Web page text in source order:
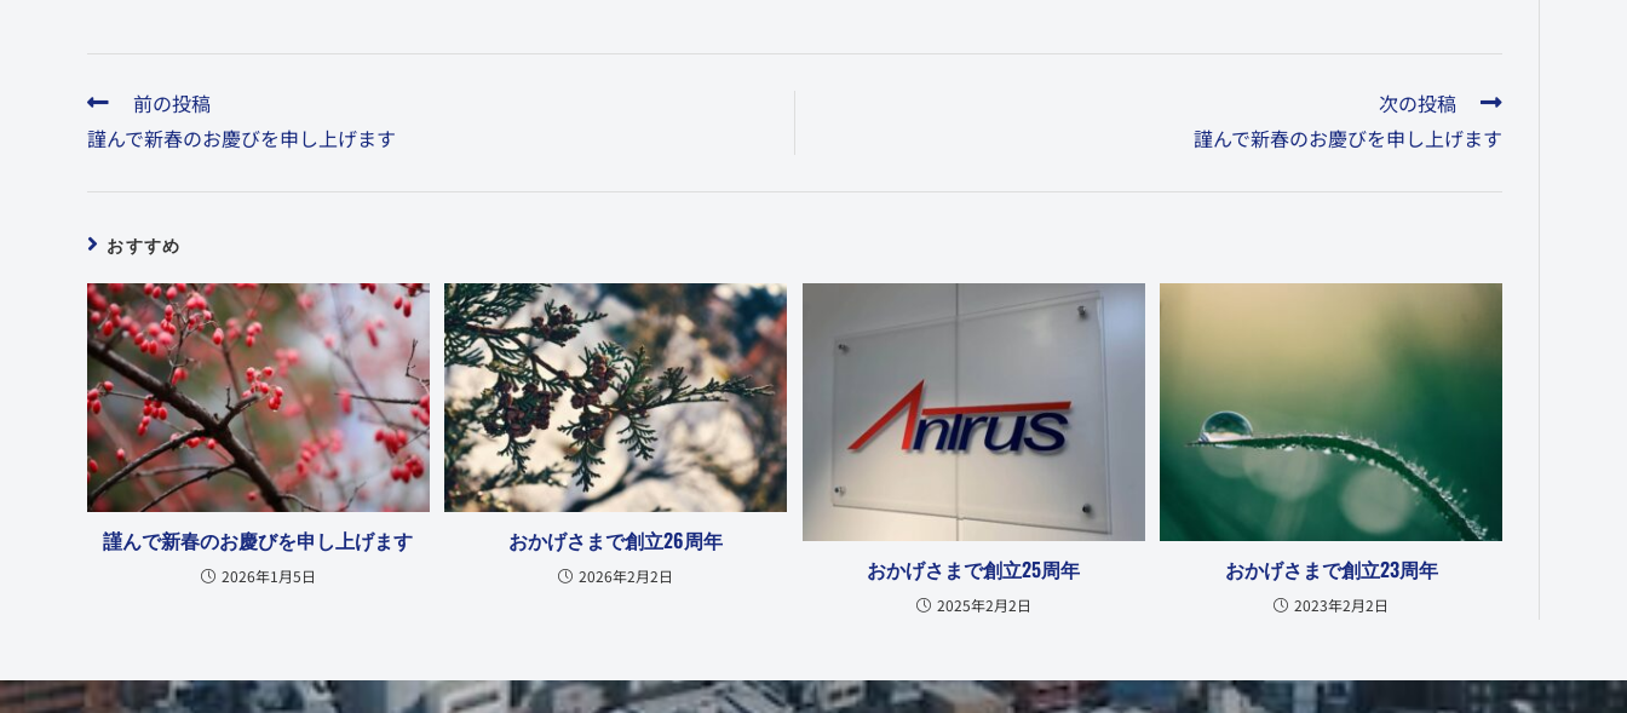
前の投稿
謹んで新春のお慶びを申し上げます
次の投稿
謹んで新春のお慶びを申し上げます
おすすめ
謹んで新春のお慶びを申し上げます
2026年1月5日
おかげさまで創立26周年
2026年2月2日 おかげさまで創立25周年
2025年2月2日
おかげさまで創立23周年
2023年2月2日